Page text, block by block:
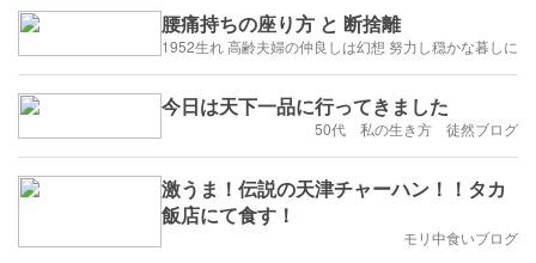
腰痛持ちの座り方 と 断捨離
1952生れ 高齢夫婦の仲良しは幻想 努力し穏かな暮しに
今日は天下一品に行ってきました
50代 私の生き方 徒然ブログ
激うま！伝説の天津チャーハン！！タカ
飯店にて食す！
モリ中食いブログ